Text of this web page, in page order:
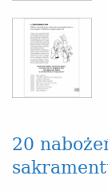
20